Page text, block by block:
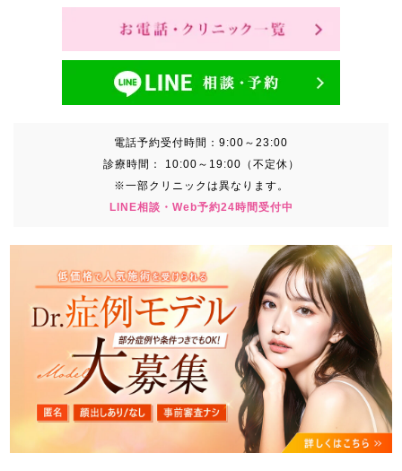
電話予約受付時間： 9:00～23:00
診療時間：
10:00～19:00（不定休）
※一部クリニックは異なります。
LINE相談・Web予約24時間受付中